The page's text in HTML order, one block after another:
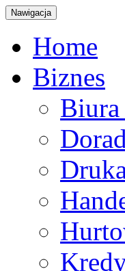
Nawigacja
Home
Biznes
Biura